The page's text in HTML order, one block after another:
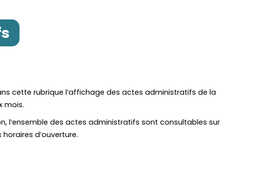
cette rubrique l’affichage des actes administratifs de la
mois.
l’ensemble des actes administratifs sont consultables sur
d’ouverture.